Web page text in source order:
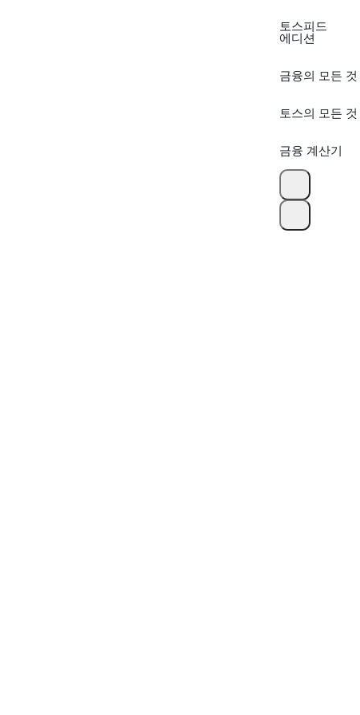
토스피드
에디션
금융의 모든 것
토스의 모든 것
금융 계산기